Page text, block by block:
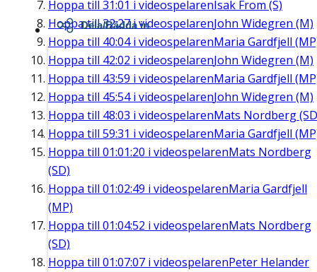
Hoppa till 31:01 i videospelarenIsak From (S)
Hoppa till32:27i videospelarenJohn Widegren (M)
Hoppa till 40:04i videospelarenMaria Gardfjell
Hoppa till 42:02 i videospelarenJohn Widegren (M)
Hoppa till 43:59 i videospelarenMaria Gardfjell
Hoppa till 45:54i videospelarenJohn Widegren (M)
Hoppa till 48:03 i videospelarenMats Nordberg
Hoppa till 59:31 i videospelarenMaria Gardfjell
Hoppa till 01:01:20 i videospelarenMats Nordberg
(SD)
Hoppa till 01:02:49 i videospelarenMaria Gardfjell
(MP)
Hoppa till 01:04:52 i videospelarenMats Nordberg
(SD)
Hoppa till 01:07:07 i videospelarenPeter Helander
Dela/Bädda in